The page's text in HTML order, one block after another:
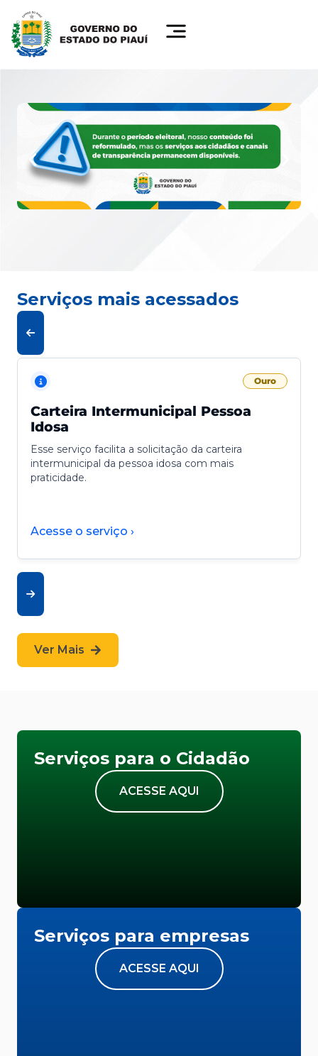
Serviços mais acessados
Ouro
Carteira Intermunicipal Pessoa
Idosa
Esse serviço facilita a solicitação da carteira
intermunicipal da pessoa idosa com mais
praticidade.
Acesse o serviço ›
Ver Mais
Serviços para o Cidadão
ACESSE AQUI
Serviços para empresas
ACESSE AQUI